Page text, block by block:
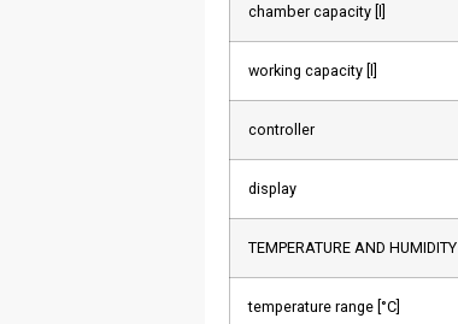
chamber capacity [l]
working capacity [l]
controller
display
TEMPERATURE AND HUMIDITY
temperature range [°C]